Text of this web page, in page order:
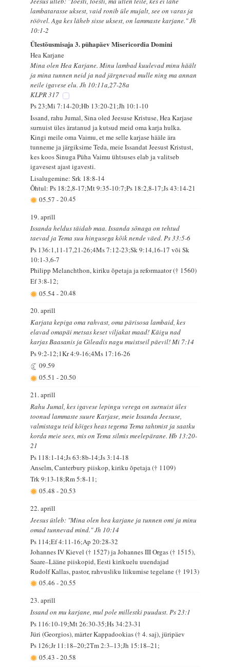
lambatarasse uksest, vaid ronib üle mujalt, see on varas ja
röövel. Aga kes läheb sisse uksest, on lammaste karjane." Jh
10:1-2
Ülestõusmisaja 3. pühapäev Misericordia Domini
Hea Karjane
Mina olen Hea Karjane. Minu lambad kuulevad minu häält
ja mina tunnen neid ja nad järgnevad mulle ning ma annan
neile igavese elu. Jh 10:11a,27-28a
KLPR 317
Ps 23;Mi 7:14-20;Hb 13:20-21;Jh 10:1-10
Issand, rahu Jumal, Sina oled Jeesuse Kristuse, Hea Karjase
surnuist üles äratanud ja kutsud meid oma karja hulka.
Kingi meile oma Vaimu, et me selle karjase hääle ära
tunneme ja järgiksime Teda, meie Issandat Jeesust Kristust,
kes koos Sinuga Püha Vaimu ühtsuses elab ja valitseb
igavesest ajast igavesti.
Lisalugemine: Srk 18:8-14
Õhtul: Ps 18:2,8-17;Mt 9:35-10:7;Ps 18:2,8-17;Js 43:14-21
05.57-20.45
19. aprill
Issanda heldus täidab maa. Issanda sõnaga on tehtud
taevad ja Tema suu hingusega kõik nende väed. Ps 33:5-6
Ps 136:1,11-17,21-26;4Ms 7:12-23;Sk 9:14,16-17 või Sk
10:1-3,6-7
Philipp Melanchthon, kiriku õpetaja ja reformaator († 1560)
Ef 3:8-12;
05.54-20.48
20. aprill
Karjata kepiga oma rahvast, oma pärisosa lambaid, kes
elavad omapäi metsas keset viljakat maad! Käigu nad
karjas Baasanis ja Gileadis nagu muistseil päevil! Mi 7:14
Ps 9:2-12;1Kr 4:9-16;4Ms 17:16-26
09.59
05.51-20.50
21. aprill
Rahu Jumal, kes igavese lepingu verega on surnuist üles
toonud lammaste suure Karjase, meie Issanda Jeesuse,
valmistagu teid kõiges heas tegema Tema tahtmist ja saatku
korda meie sees, mis on Tema silmis meelepärane. Hb 13:20-
21
Ps 118:1-14;Js 63:8b-14;Js 3:14-18
Anselm, Canterbury piiskop, kiriku õpetaja († 1109)
Trk 9:13-18;Rm 5:8-11;
05.48-20.53
22. aprill
Jeesus ütleb: "Mina olen hea karjane ja tunnen omi ja minu
omad tunnevad mind." Jh 10:14
Ps 114;Ef 4:11-16;Ap 20:28-32
Johannes IV Kievel († 1527) ja Johannes III Orgas († 1515),
Saare–Lääne piiskopid, Eesti kirikuelu uuendajad
Rudolf Kallas, pastor, rahvusliku liikumise tegelane († 1913)
05.46-20.55
23. aprill
Issand on mu karjane, mul pole millestki puudust. Ps 23:1
Ps 116:10-19;Mt 26:30-35;Hs 34:23-31
Jüri (Georgios), märter Kappadookias († 4. saj), jüripäev
Ps 126;Jr 11:18–20;2Tm 2:3–13;Jh 15:18–21;
05.43-20.58